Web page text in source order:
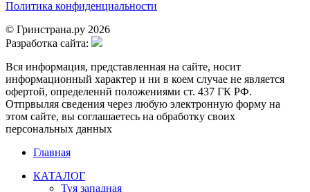
Политика конфиденциальности
© Гринстрана.ру 2026
Разработка сайта:
Вся информация, представленная на сайте, носит
информационный характер и ни в коем случае не является
офертой, определеннй положениями ст. 437 ГК РФ.
Отпрвыляя сведения через любую электронную форму на
этом сайте, вы соглашаетесь на обработку своих
персональных данных
Главная
КАТАЛОГ
Туя западная